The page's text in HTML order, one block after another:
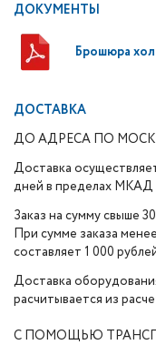
ДОКУМЕНТЫ
Брошюра
ДОСТАВКА
ДО АДРЕСА ПО
Доставка
дней в пределах МКАД
Заказ на сумму свыше
При сумме заказа
составляет 1 000
Доставка
расчитывается из
С ПОМОЩЬЮ